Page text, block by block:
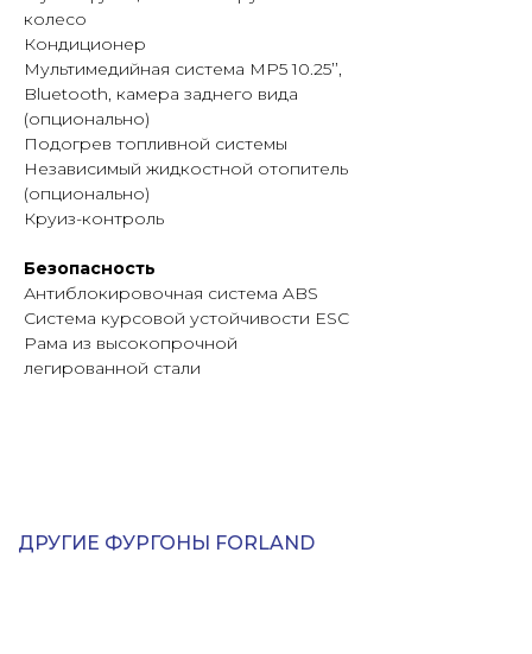
колесо
Кондиционер
Мультимедийная система MP5 10.25’’,
Bluetooth, камера заднего вида
(опционально)
Подогрев топливной системы
Независимый жидкостной отопитель
(опционально)
Круиз-контроль
Безопасность
Антиблокировочная система ABS
Система курсовой устойчивости ESC
Рама из высокопрочной
легированной стали
ДРУГИЕ ФУРГОНЫ FORLAND